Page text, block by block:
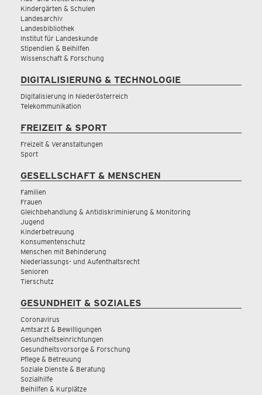
Kindergärten & Schulen
Landesarchiv
Landesbibliothek
Institut für Landeskunde
Stipendien & Beihilfen
Wissenschaft & Forschung
DIGITALISIERUNG & TECHNOLOGIE
Digitalisierung in Niederösterreich
Telekommunikation
FREIZEIT & SPORT
Freizeit & Veranstaltungen
Sport
GESELLSCHAFT & MENSCHEN
Familien
Frauen
Gleichbehandlung & Antidiskriminierung & Monitoring
Jugend
Kinderbetreuung
Konsumentenschutz
Menschen mit Behinderung
Niederlassungs- und Aufenthaltsrecht
Senioren
Tierschutz
GESUNDHEIT & SOZIALES
Coronavirus
Amtsarzt & Bewilligungen
Gesundheitseinrichtungen
Gesundheitsvorsorge & Forschung
Pflege & Betreuung
Soziale Dienste & Beratung
Sozialhilfe
Beihilfen & Kurplätze